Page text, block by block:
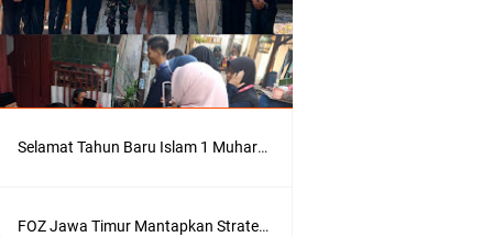
Selamat Tahun Baru Islam 1 Muharram 1448 H: Pesan Hijrah Drs. H. Husnul Aqib, M.M. untuk Negeri
FOZ Jawa Timur Mantapkan Strategi Semester II 2026, Fokus pada Penguatan SDM Amil dan Kolaborasi BerdampakNarasi